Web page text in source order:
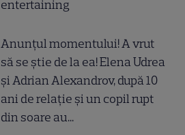
entertaining
Anunțul momentului! A vrut
să se știe de la ea! Elena Udrea
și Adrian Alexandrov, după 10
ani de relație și un copil rupt
din soare au...